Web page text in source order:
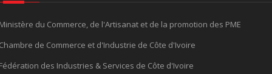
du Commerce, de l'Artisanat et de la promotion des PME
de Commerce et d'Industrie de Côte d'Ivoire
des Industries & Services de Côte d'Ivoire